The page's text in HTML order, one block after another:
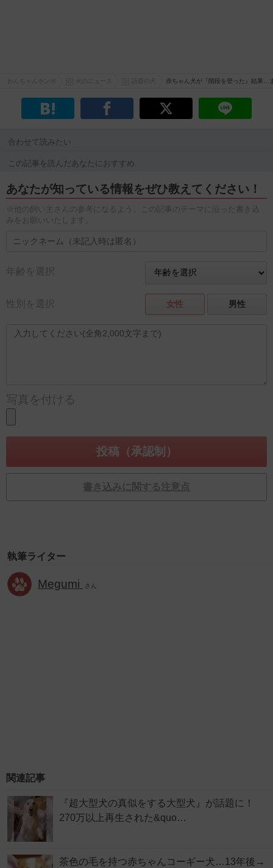
赤ちゃん犬が『階段を登った』結果…
合わせて読みたい
この記事を読んだあなたにおすすめ
あなたが知っている情報をぜひ教えてください！
※他の飼い主さんの参考になるよう、この記事のテーマに沿った書き込
みをお願いいたします。
年齢を選択
性別を選択 女性 男性
写真を付ける
書き込みに関する注意点
執筆ライター
Megumi さん
関連記事
『超大型犬の真似をする大型犬』が話題に！
270万以上再生された&quo…
茶色の毛を持つ赤ちゃんコーギー犬…13年後→